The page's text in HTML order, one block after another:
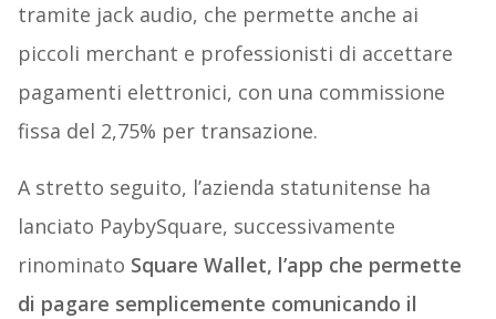
tramite jack audio, che permette anche ai
piccoli merchant e professionisti di accettare
pagamenti elettronici, con una commissione
fissa del 2,75% per transazione.
A stretto seguito, l’azienda statunitense ha
lanciato PaybySquare, successivamente
rinominato Square Wallet, l’app che permette
di pagare semplicemente comunicando il